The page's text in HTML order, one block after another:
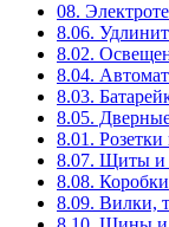
08.
8.06.
8.02.
8.04.
8.03.
8.05.
8.01.
8.07. Щиты и
8.08. Коробки
8.09. Вилки,